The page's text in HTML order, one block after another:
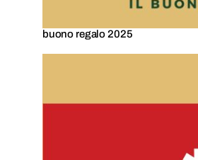
buono regalo 2025